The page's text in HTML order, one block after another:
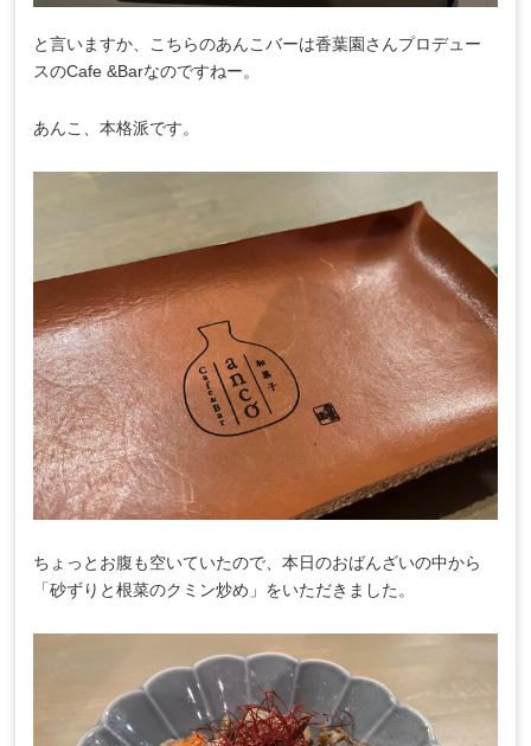
と言いますか、こちらのあんこバーは香葉園さんプロデュー
スのCafe &Barなのですねー。
あんこ、本格派です。
ちょっとお腹も空いていたので、本日のおばんざいの中から
「砂ずりと根菜のクミン炒め」をいただきました。